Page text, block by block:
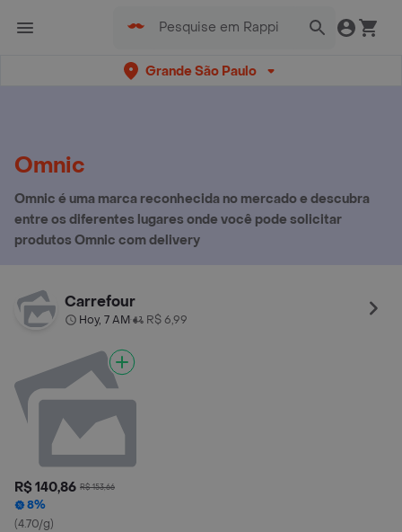
Grande São Paulo
Omnic
Omnic é uma marca reconhecida no mercado e descubra
entre os diferentes lugares onde você pode solicitar
produtos Omnic com delivery
Carrefour
Hoy, 7 AM• R$ 6,99
R$ 140,86 R$ 153,66
8%
(4.70/g)